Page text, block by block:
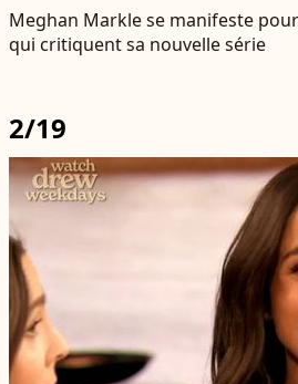
Meghan Markle se manifeste
qui critiquent sa nouvelle série
2/19